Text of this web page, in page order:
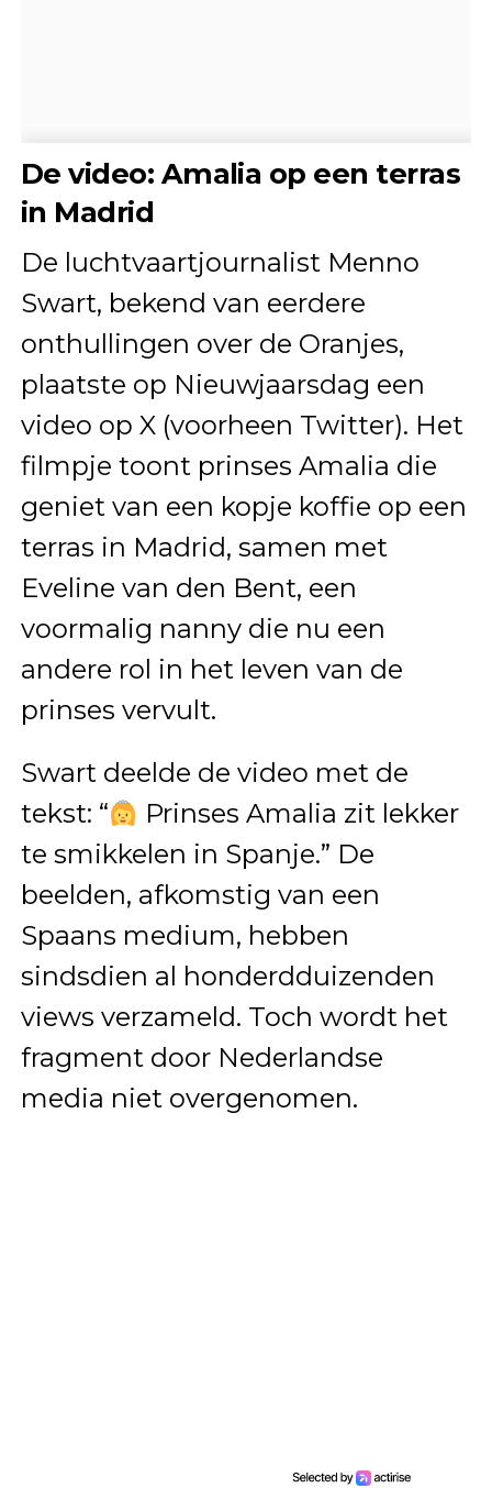
De video: Amalia op een terras
in Madrid
De luchtvaartjournalist Menno
Swart, bekend van eerdere
onthullingen over de Oranjes,
plaatste op Nieuwjaarsdag een
video op X (voorheen Twitter). Het
filmpje toont prinses Amalia die
geniet van een kopje koffie op een
terras in Madrid, samen met
Eveline van den Bent, een
voormalig nanny die nu een
andere rol in het leven van de
prinses vervult.
Swart deelde de video met de
tekst: “
Prinses Amalia zit lekker
te smikkelen in Spanje.” De
beelden, afkomstig van een
Spaans medium, hebben
sindsdien al honderdduizenden
views verzameld. Toch wordt het
fragment door Nederlandse
media niet overgenomen.